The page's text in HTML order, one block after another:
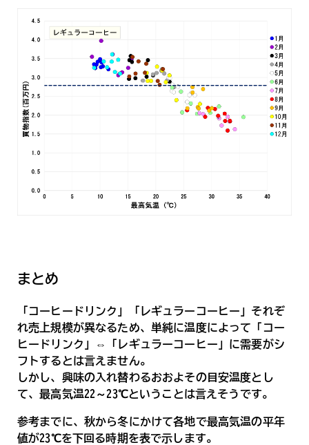
まとめ
「コーヒードリンク」「レギュラーコーヒー」それぞ
れ売上規模が異なるため、単純に温度によって「コー
ヒードリンク」⇔「レギュラーコーヒー」に需要がシ
フトするとは言えません。
しかし、興味の入れ替わるおおよその目安温度とし
て、最高気温22～23℃ということは言えそうです。
参考までに、秋から冬にかけて各地で最高気温の平年
値が23℃を下回る時期を表で示します。